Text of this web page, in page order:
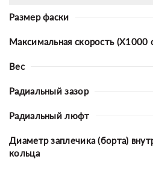
Размер фаски
Максимальная скорость
Вес
Радиальный зазор
Радиальный люфт
Диаметр заплечика (борта)
кольца